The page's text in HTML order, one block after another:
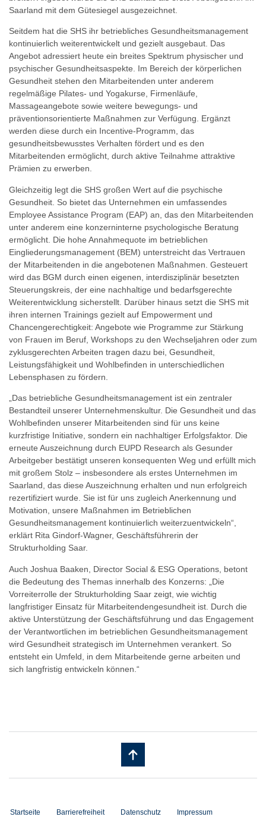
Saarland mit dem Gütesiegel ausgezeichnet.
Seitdem hat die SHS ihr betriebliches Gesundheitsmanagement
kontinuierlich weiterentwickelt und gezielt ausgebaut. Das
Angebot adressiert heute ein breites Spektrum physischer und
psychischer Gesundheitsaspekte. Im Bereich der körperlichen
Gesundheit stehen den Mitarbeitenden unter anderem
regelmäßige Pilates- und Yogakurse, Firmenläufe,
Massageangebote sowie weitere bewegungs- und
präventionsorientierte Maßnahmen zur Verfügung. Ergänzt
werden diese durch ein Incentive-Programm, das
gesundheitsbewusstes Verhalten fördert und es den
Mitarbeitenden ermöglicht, durch aktive Teilnahme attraktive
Prämien zu erwerben.
Gleichzeitig legt die SHS großen Wert auf die psychische
Gesundheit. So bietet das Unternehmen ein umfassendes
Employee Assistance Program (EAP) an, das den Mitarbeitenden
unter anderem eine konzerninterne psychologische Beratung
ermöglicht. Die hohe Annahmequote im betrieblichen
Eingliederungsmanagement (BEM) unterstreicht das Vertrauen
der Mitarbeitenden in die angebotenen Maßnahmen. Gesteuert
wird das BGM durch einen eigenen, interdisziplinär besetzten
Steuerungskreis, der eine nachhaltige und bedarfsgerechte
Weiterentwicklung sicherstellt. Darüber hinaus setzt die SHS mit
ihren internen Trainings gezielt auf Empowerment und
Chancengerechtigkeit: Angebote wie Programme zur Stärkung
von Frauen im Beruf, Workshops zu den Wechseljahren oder zum
zyklusgerechten Arbeiten tragen dazu bei, Gesundheit,
Leistungsfähigkeit und Wohlbefinden in unterschiedlichen
Lebensphasen zu fördern.
„Das betriebliche Gesundheitsmanagement ist ein zentraler
Bestandteil unserer Unternehmenskultur. Die Gesundheit und das
Wohlbefinden unserer Mitarbeitenden sind für uns keine
kurzfristige Initiative, sondern ein nachhaltiger Erfolgsfaktor. Die
erneute Auszeichnung durch EUPD Research als Gesunder
Arbeitgeber bestätigt unseren konsequenten Weg und erfüllt mich
mit großem Stolz – insbesondere als erstes Unternehmen im
Saarland, das diese Auszeichnung erhalten und nun erfolgreich
rezertifiziert wurde. Sie ist für uns zugleich Anerkennung und
Motivation, unsere Maßnahmen im Betrieblichen
Gesundheitsmanagement kontinuierlich weiterzuentwickeln“,
erklärt Rita Gindorf-Wagner, Geschäftsführerin der
Strukturholding Saar.
Auch Joshua Baaken, Director Social & ESG Operations, betont
die Bedeutung des Themas innerhalb des Konzerns: „Die
Vorreiterrolle der Strukturholding Saar zeigt, wie wichtig
langfristiger Einsatz für Mitarbeitendengesundheit ist. Durch die
aktive Unterstützung der Geschäftsführung und das Engagement
der Verantwortlichen im betrieblichen Gesundheitsmanagement
wird Gesundheit strategisch im Unternehmen verankert. So
entsteht ein Umfeld, in dem Mitarbeitende gerne arbeiten und
sich langfristig entwickeln können.“
Startseite Barrierefreiheit Datenschutz Impressum